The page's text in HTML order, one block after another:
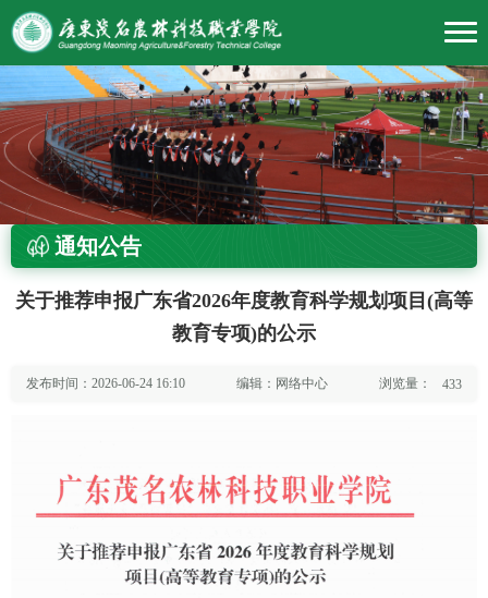
通知公告
关于推荐申报广东省2026年度教育科学规划项目(高等
教育专项)的公示
发布时间：2026-06-24 16:10 编辑：网络中心 浏览量： 433